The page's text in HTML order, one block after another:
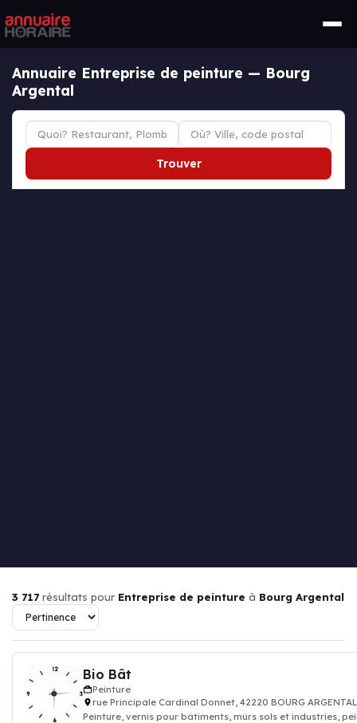
Annuaire Entreprise de peinture — Bourg
Argental
Trouver
3 717 résultats pour Entreprise de peinture à Bourg Argental
Bio Bât
Peinture
rue Principale Cardinal Donnet, 42220 BOURG ARGENTAL
Peinture, vernis pour bâtiments, mûrs sols et industries,